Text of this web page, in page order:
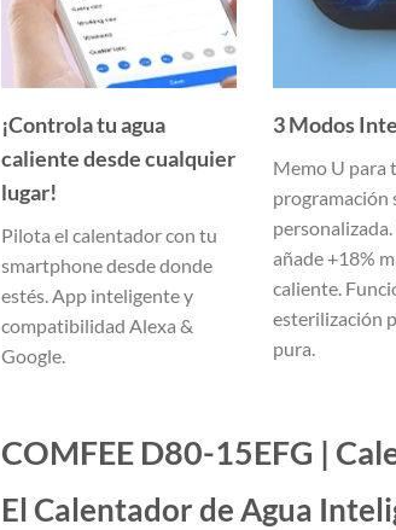
¡Controla tu agua
caliente desde cualquier
lugar!
Pilota el calentador con tu
smartphone desde donde
estés. App inteligente y
compatibilidad Alexa &
Google.
3 Modos
Memo U para
programación
añade +18%
caliente.
esterilización
pura.
COMFEE D80-15EFG |
El Calentador de Agua